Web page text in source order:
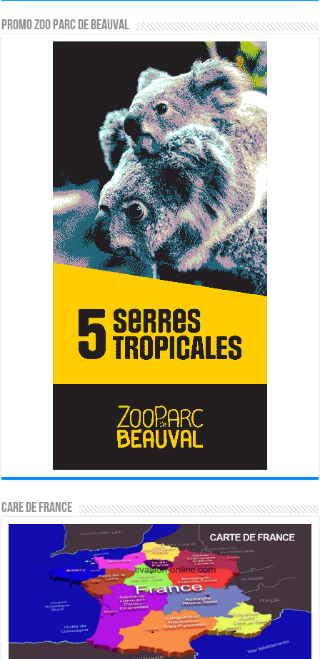
PROMO ZOO PARC DE BEAUVAL
CARE DE FRANCE